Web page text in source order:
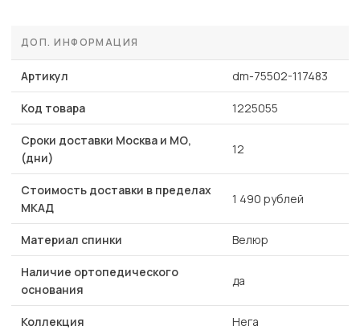
ДОП. ИНФОРМАЦИЯ
Артикул dm-75502-117483
Код товара 1225055
Сроки доставки Москва и МО,
(дни)
12
Стоимость доставки в пределах
МКАД
1 490 рублей
Материал спинки Велюр
Наличие ортопедического
основания
да
Коллекция Нега